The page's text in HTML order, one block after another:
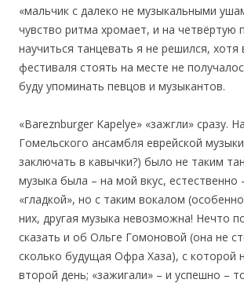
«мальчик с далеко не музыкальными
чувство ритма хромает, и на четвёртую
научиться танцевать я не решился, хотя
фестиваля стоять на месте не
буду упоминать певцов и музыкантов.
«Bareznburger Kapelye» «зажгли» сразу.
Гомельского ансамбля еврейской
заключать в кавычки?) было не таким
музыка была – на мой вкус, естественно
«гладкой», но с таким вокалом
них, другая музыка невозможна! Нечто
сказать и об Ольге Гомоновой (она не
сколько будущая Офра Хаза), с которой
второй день; «зажигали» – и успешно –